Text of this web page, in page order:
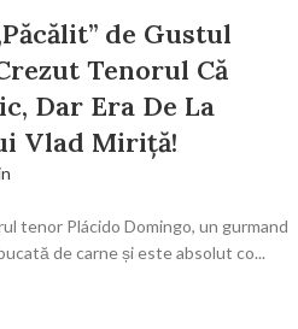
de Gustul
Tenorul Că
Dar Era De La
Vlad Miriță!
tenor Plácido Domingo, un gurmand
de carne și este absolut co...